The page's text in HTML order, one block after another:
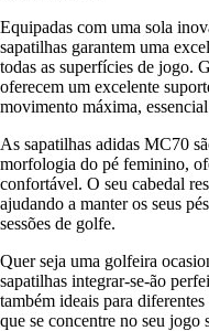
Equipadas com uma sola
sapatilhas garantem uma
todas as superfícies de jogo.
oferecem um excelente
movimento máxima,
As sapatilhas adidas MC70
morfologia do pé feminino,
confortável. O seu cabedal
ajudando a manter os seus
sessões de golfe.
Quer seja uma golfeira
sapatilhas integrar-se-ão
também ideais para
que se concentre no seu jogo